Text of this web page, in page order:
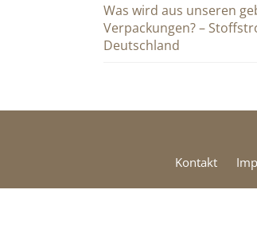
Was wird aus unseren
Verpackungen? –
Deutschland
Kontakt